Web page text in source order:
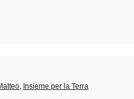
Insieme per la Terra